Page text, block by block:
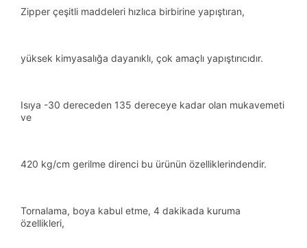
Zipper çeşitli maddeleri hızlıca birbirine yapıştıran,
yüksek kimyasalığa dayanıklı, çok amaçlı yapıştırıcıdır.
Isıya -30 dereceden 135 dereceye kadar olan mukavemeti
ve
420 kg/cm gerilme direnci bu ürünün özelliklerindendir.
Tornalama, boya kabul etme, 4 dakikada kuruma
özellikleri,